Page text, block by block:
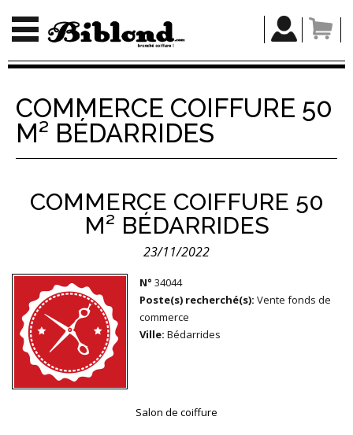
COMMERCE COIFFURE 50
M² BÉDARRIDES
COMMERCE COIFFURE 50
M² BÉDARRIDES
23/11/2022
N° 34044
Poste(s) recherché(s): Vente fonds de
commerce
Ville: Bédarrides
Salon de coiffure